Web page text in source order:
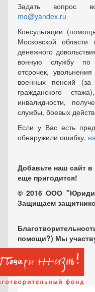
Задать вопрос
mo@yandex.ru
Консультации
Московской
денежного
вонную службу по
отсрочек,
военных пенсий
гражданского
инвалидности,
службы, боевых
Если у Вас есть
обнаружили ошибку,
Добавьте наш сайт
еще пригодится!
© 2016 ООО
Защищаем
помощи?) Мы